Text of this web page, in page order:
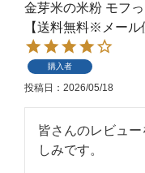
金芽米の米粉 モフ
【送料無料※メール
購入者
投稿日 2026/05/18
皆さんのレビュ
しみです。